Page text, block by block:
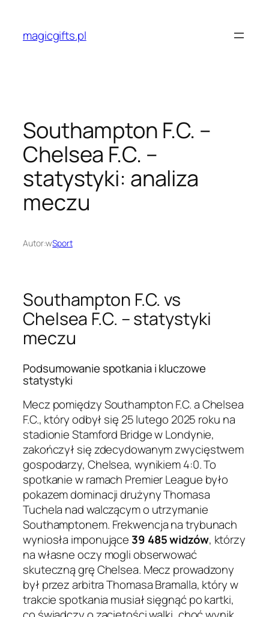
treścimagicgifts.pl
Southampton F.C. –
Chelsea F.C. –
statystyki: analiza
meczu
Autor:wSport
Southampton F.C. vs
Chelsea F.C. – statystyki
meczu
Podsumowanie spotkania i kluczowe
statystyki
Mecz pomiędzy Southampton F.C. a Chelsea
F.C., który odbył się 25 lutego 2025 roku na
stadionie Stamford Bridge w Londynie,
zakończył się zdecydowanym zwycięstwem
gospodarzy, Chelsea, wynikiem 4:0. To
spotkanie w ramach Premier League było
pokazem dominacji drużyny Thomasa
Tuchela nad walczącym o utrzymanie
Southamptonem. Frekwencja na trybunach
wyniosła imponujące 39 485 widzów, którzy
na własne oczy mogli obserwować
skuteczną grę Chelsea. Mecz prowadzony
był przez arbitra Thomasa Bramalla, który w
trakcie spotkania musiał sięgnąć po kartki,